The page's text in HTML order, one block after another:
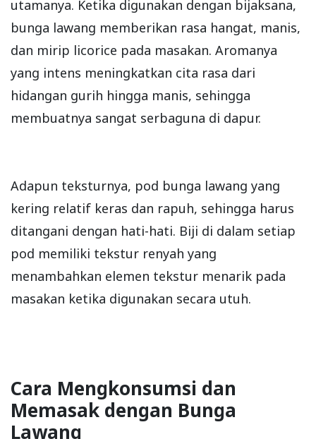
utamanya. Ketika digunakan dengan bijaksana,
bunga lawang memberikan rasa hangat, manis,
dan mirip licorice pada masakan. Aromanya
yang intens meningkatkan cita rasa dari
hidangan gurih hingga manis, sehingga
membuatnya sangat serbaguna di dapur.
Adapun teksturnya, pod bunga lawang yang
kering relatif keras dan rapuh, sehingga harus
ditangani dengan hati-hati. Biji di dalam setiap
pod memiliki tekstur renyah yang
menambahkan elemen tekstur menarik pada
masakan ketika digunakan secara utuh.
Cara Mengkonsumsi dan
Memasak dengan Bunga
Lawang